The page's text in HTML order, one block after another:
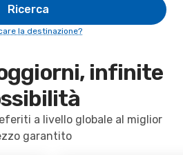
Ricerca
la destinazione?
infinite
a livello globale al miglior
garantito